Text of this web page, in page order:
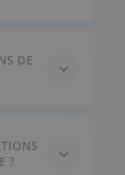
3
DE
3
?